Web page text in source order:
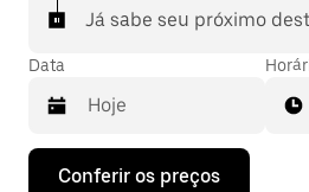
Já sabe seu próximo
Data
Pressione
Conferir os preços